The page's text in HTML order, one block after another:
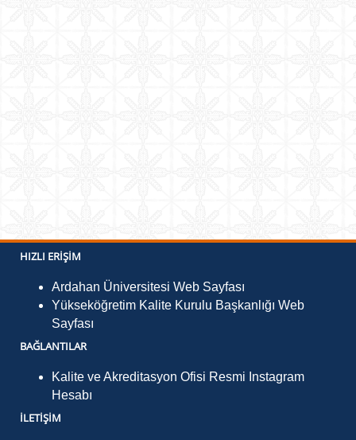
HIZLI ERIŞIM
Ardahan Üniversitesi Web Sayfası
Yükseköğretim Kalite Kurulu Başkanlığı Web
Sayfası
BAĞLANTILAR
Kalite ve Akreditasyon Ofisi Resmi Instagram
Hesabı
İLETIŞIM